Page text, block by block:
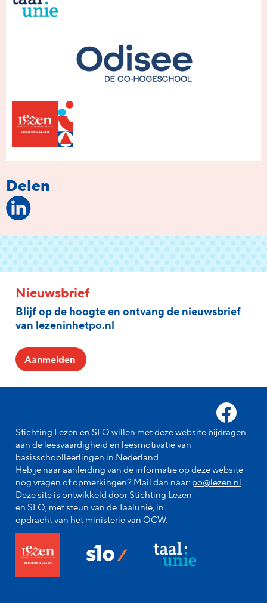
Delen
Stichting Lezen en SLO willen met deze website bijdragen
aan de leesvaardigheid en leesmotivatie van
basisschoolleerlingen in Nederland.
Heb je naar aanleiding van de informatie op deze website
nog vragen of opmerkingen? Mail dan naar: po@lezen.nl
Deze site is ontwikkeld door Stichting Lezen
en SLO, met steun van de Taalunie, in
opdracht van het ministerie van OCW.
Nieuwsbrief
Blijf op de hoogte en ontvang de nieuwsbrief
van lezeninhetpo.nl
Aanmelden